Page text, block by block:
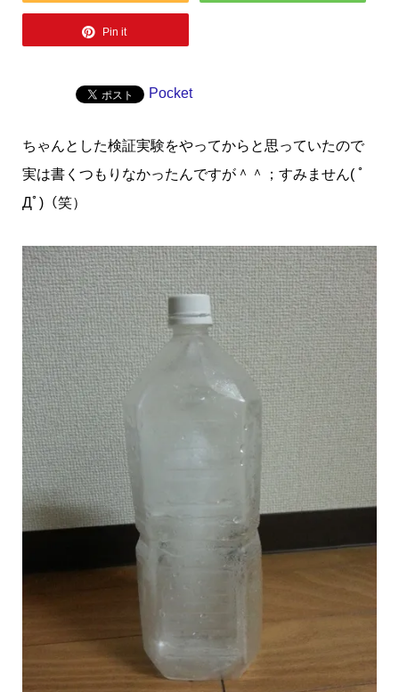
Pin it
Pocket
ちゃんとした検証実験をやってからと思っていたので
実は書くつもりなかったんですが＾＾；すみません( ﾟ
Дﾟ)（笑）